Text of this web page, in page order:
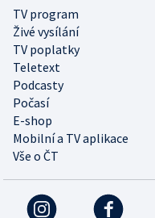
TV program
Živé vysílání
TV poplatky
Teletext
Podcasty
Počasí
E-shop
Mobilní a TV aplikace
Vše o ČT